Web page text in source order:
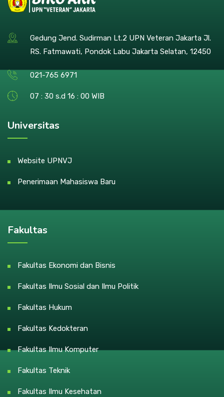
Gedung Jend. Sudirman Lt.2 UPN Veteran Jakarta Jl.
RS. Fatmawati, Pondok Labu Jakarta Selatan, 12450
021-765 6971
07 : 30 s.d 16 : 00 WIB
Universitas
Website UPNVJ
Penerimaan Mahasiswa Baru
Fakultas
Fakultas Ekonomi dan Bisnis
Fakultas Ilmu Sosial dan Ilmu Politik
Fakultas Hukum
Fakultas Kedokteran
Fakultas Ilmu Komputer
Fakultas Teknik
Fakultas Ilmu Kesehatan